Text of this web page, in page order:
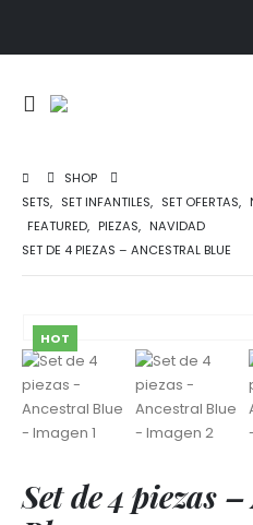
SHOP
SETS, SET INFANTILES, SET OFERTAS,
FEATURED, PIEZAS, NAVIDAD
SET DE 4 PIEZAS – ANCESTRAL BLUE
HOT
Set de 4 piezas